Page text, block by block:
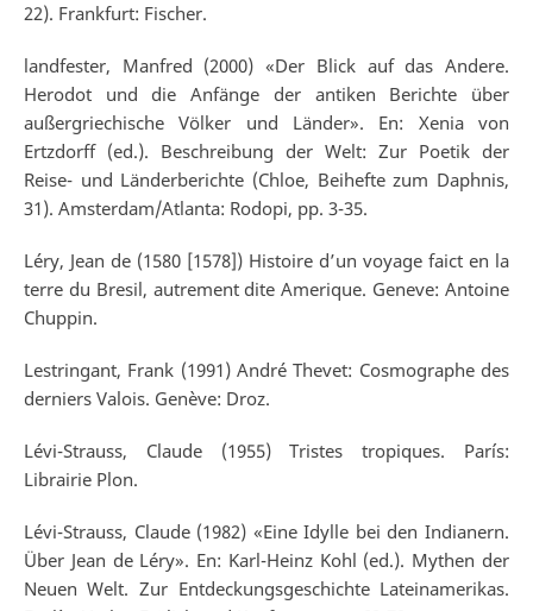
22). Frankfurt: Fischer.
landfester, Manfred (2000) «Der Blick auf das Andere.
Herodot und die Anfänge der antiken Berichte über
außergriechische Völker und Länder». En: Xenia von
Ertzdorff (ed.). Beschreibung der Welt: Zur Poetik der
Reise- und Länderberichte (Chloe, Beihefte zum Daphnis,
31). Amsterdam/Atlanta: Rodopi, pp. 3-35.
Léry, Jean de (1580 [1578]) Histoire d’un voyage faict en la
terre du Bresil, autrement dite Amerique. Geneve: Antoine
Chuppin.
Lestringant, Frank (1991) André Thevet: Cosmographe des
derniers Valois. Genève: Droz.
Lévi-Strauss, Claude (1955) Tristes tropiques. París:
Librairie Plon.
Lévi-Strauss, Claude (1982) «Eine Idylle bei den Indianern.
Über Jean de Léry». En: Karl-Heinz Kohl (ed.). Mythen der
Neuen Welt. Zur Entdeckungsgeschichte Lateinamerikas.